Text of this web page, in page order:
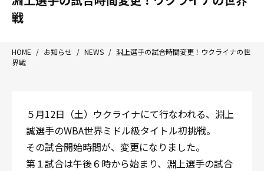
〒192-0072 東京都八王子市南町3-8 第2原嶋ビル1F
Tel/Fax：042-622-7222
営業時間：月〜土 14:00〜22:00 / 日・祝 14:00〜19:00
入会案内
サポーター募集
戦
HOME / お知らせ / NEWS / 淵上選手の試合時間変更！ウクライナの世
界戦
５月12日（土）ウクライナにて行なわれる、淵上
誠選手のWBA世界ミドル級タイトル初挑戦。
その試合開始時間が、変更になりました。
第１試合は午後６時から始まり、淵上選手の試合